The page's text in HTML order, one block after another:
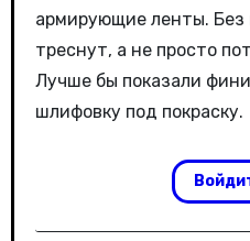
армирующие ленты. Без
треснут, а не просто
Лучше бы показали
шлифовку под покраску.